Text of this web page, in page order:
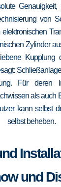
von
Zylinder
Kupplung
Für deren
als auch
kann selbst
selbst beheben.
und